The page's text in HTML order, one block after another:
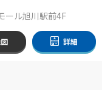
ル旭川駅前4F
詳細